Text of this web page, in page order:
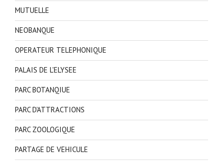
MUTUELLE
NEOBANQUE
OPERATEUR TELEPHONIQUE
PALAIS DE L'ELYSEE
PARC BOTANQIUE
PARC D'ATTRACTIONS
PARC ZOOLOGIQUE
PARTAGE DE VEHICULE